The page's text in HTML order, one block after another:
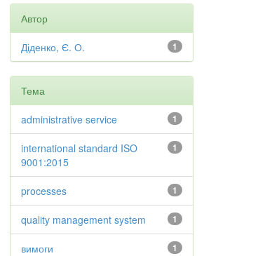
Автор
1
Діденко, Є. О.
Тема
1
administrative service
1
international standard ISO
9001:2015
1
processes
1
quality management system
1
вимоги